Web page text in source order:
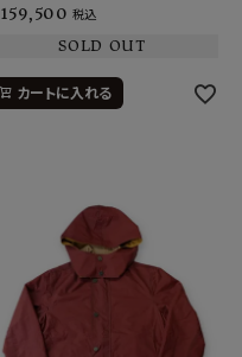
159,500 税込
SOLD OUT
カートに入れる